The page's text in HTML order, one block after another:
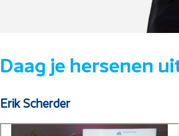
Daag je hersenen
Erik Scherder